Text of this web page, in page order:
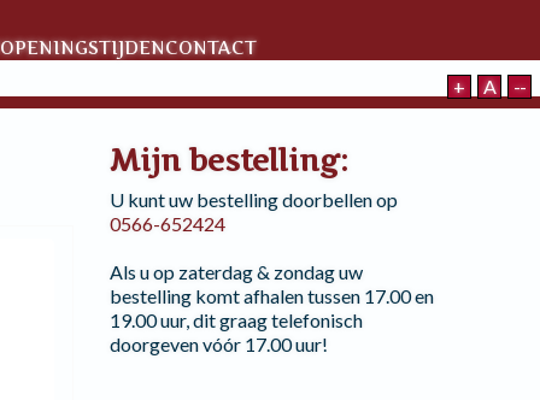
OPENINGSTIJDENCONTACT
+
A --
Mijn bestelling:
U kunt uw bestelling doorbellen op
0566-652424
Als u op zaterdag & zondag uw
bestelling komt afhalen tussen 17.00 en
19.00 uur, dit graag telefonisch
doorgeven vóór 17.00 uur!